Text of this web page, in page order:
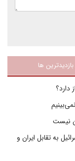
بازدیدترین ها
دارد؟
نیست
به تقابل ایران و